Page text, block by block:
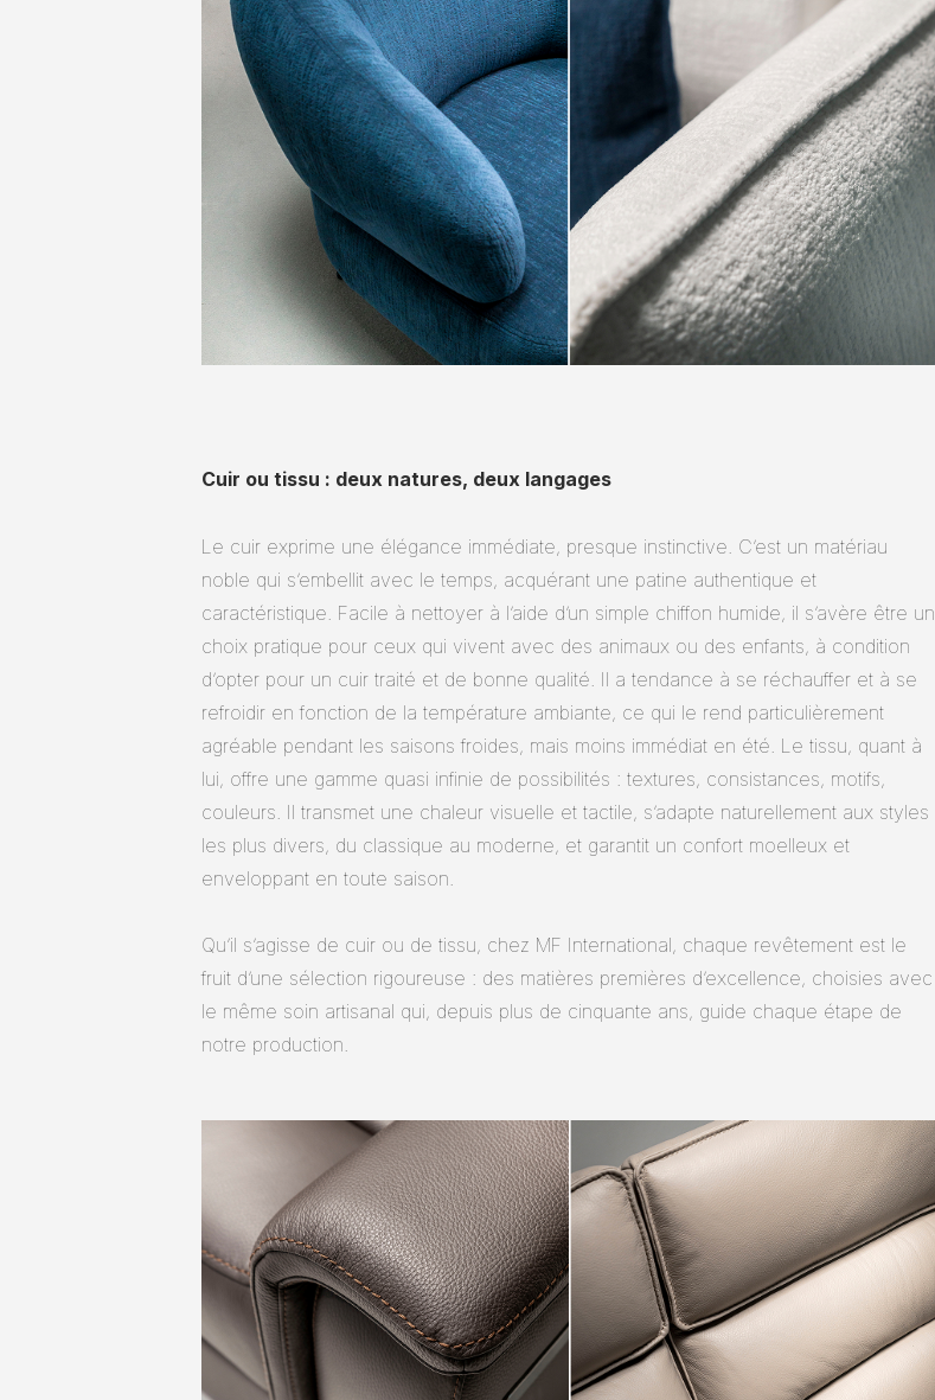
Cuir ou tissu : deux natures, deux langages
Le cuir exprime une élégance immédiate, presque instinctive. C’est un matériau
noble qui s’embellit avec le temps, acquérant une patine authentique et
caractéristique. Facile à nettoyer à l’aide d’un simple chiffon humide, il s’avère être un
choix pratique pour ceux qui vivent avec des animaux ou des enfants, à condition
d’opter pour un cuir traité et de bonne qualité. Il a tendance à se réchauffer et à se
refroidir en fonction de la température ambiante, ce qui le rend particulièrement
agréable pendant les saisons froides, mais moins immédiat en été. Le tissu, quant à
lui, offre une gamme quasi infinie de possibilités : textures, consistances, motifs,
couleurs. Il transmet une chaleur visuelle et tactile, s’adapte naturellement aux styles
les plus divers, du classique au moderne, et garantit un confort moelleux et
enveloppant en toute saison.
Qu’il s’agisse de cuir ou de tissu, chez MF International, chaque revêtement est le
fruit d’une sélection rigoureuse : des matières premières d’excellence, choisies avec
le même soin artisanal qui, depuis plus de cinquante ans, guide chaque étape de
notre production.